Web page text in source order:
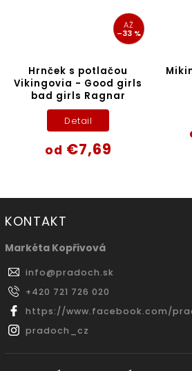
AŽ
–33 %
Hrnček s potlačou
Vikingovia - Good girls
bad girls Ragnar
od €7,69
Detail
KONTAKT
Markéta Kopřivová
info@pradoch.sk
+420 721 726 020
https://www.facebook.com/
pradoch_cz